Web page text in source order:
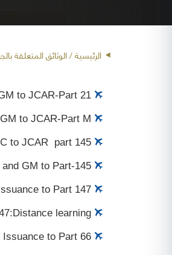
الرئيسية/ الوثائق المتعلقة
to JCAR-Part 21
to JCAR-Part M
to JCAR part 145
GM to Part-145
to Part 147
learning
to Part 66